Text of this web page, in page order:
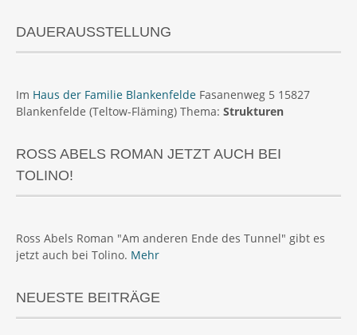
DAUERAUSSTELLUNG
Im Haus der Familie Blankenfelde Fasanenweg 5 15827
Blankenfelde (Teltow-Fläming) Thema: Strukturen
ROSS ABELS ROMAN JETZT AUCH BEI
TOLINO!
Ross Abels Roman "Am anderen Ende des Tunnel" gibt es
jetzt auch bei Tolino. Mehr
NEUESTE BEITRÄGE